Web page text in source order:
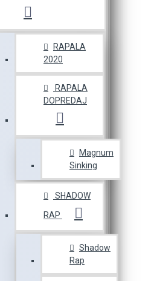
RAPALA
2020
RAPALA
DOPREDAJ
Magnum
Sinking
SHADOW
RAP
Shadow
Rap